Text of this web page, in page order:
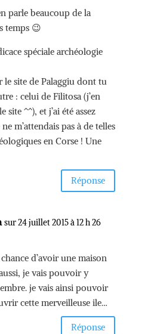
parle beaucoup de la
temps 😉
spéciale archéologie
le site de Palaggiu dont tu
: celui de Filitosa (j’en
^^), et j’ai été assez
m’attendais pas à de telles
en Corse ! Une
Réponse
sur 24 juillet 2015 à 12 h 26
d’avoir une maison
je vais pouvoir y
je vais ainsi pouvoir
cette merveilleuse ile…
Réponse